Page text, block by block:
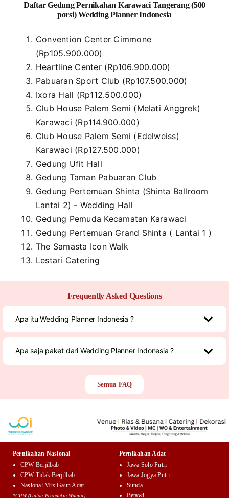
Daftar Gedung Pernikahan Karawaci Tangerang (500
porsi) Wedding Planner Indonesia
Convention Center Cimmone
(Rp105.900.000)
Heartline Center (Rp106.900.000)
Pabuaran Sport Club (Rp107.500.000)
Ixora Hall (Rp112.500.000)
Club House Palem Semi (Melati Anggrek)
Karawaci (Rp114.900.000)
Club House Palem Semi (Edelweiss)
Karawaci (Rp127.500.000)
Gedung Ufit Hall
Gedung Taman Pabuaran Club
Gedung Pertemuan Shinta (Shinta Ballroom
Lantai 2) - Wedding Hall
Gedung Pemuda Kecamatan Karawaci
Gedung Pertemuan Grand Shinta ( Lantai 1 )
The Samasta Icon Walk
Lestari Catering
Frequently Asked Questions
Apa itu Wedding Planner Indonesia ?
Apa saja paket dari Wedding Planner Indonesia ?
Semua FAQ
Pernikahan Nasional
CPW Berjilbab
CPW Tidak Berjilbab
Nasional Mix Gaun Adat
*CPW (Calon Pengantin Wanita)
Pernikahan Adat
Jawa Solo Putri
Jawa Jogya Putri
Sunda
Betawi